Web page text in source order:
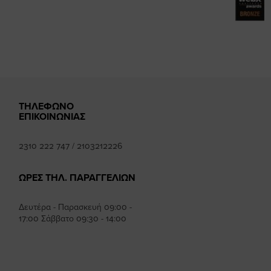
ΤΗΛΕΦΩΝΟ
ΕΠΙΚΟΙΝΩΝΙΑΣ
2310 222 747 / 2103212226
ΩΡΕΣ ΤΗΛ. ΠΑΡΑΓΓΕΛΙΩΝ
Δευτέρα - Παρασκευή 09:00 -
17:00 Σάββατο 09:30 - 14:00